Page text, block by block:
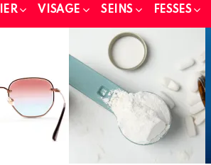
VISAGE SEINS FESSES